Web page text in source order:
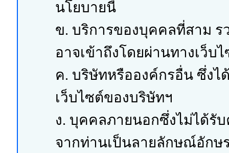
นโยบายนี้
ข. บริการของบุคคลที่สาม
อาจเข้าถึงโดยผ่านทางเว็บ
ค. บริษัทหรือองค์กรอื่น ซึ่ง
เว็บไซต์ของบริษัทฯ
ง. บุคคลภายนอกซึ่งไม่ได้รั
จากท่านเป็นลายลักษณ์อักษ